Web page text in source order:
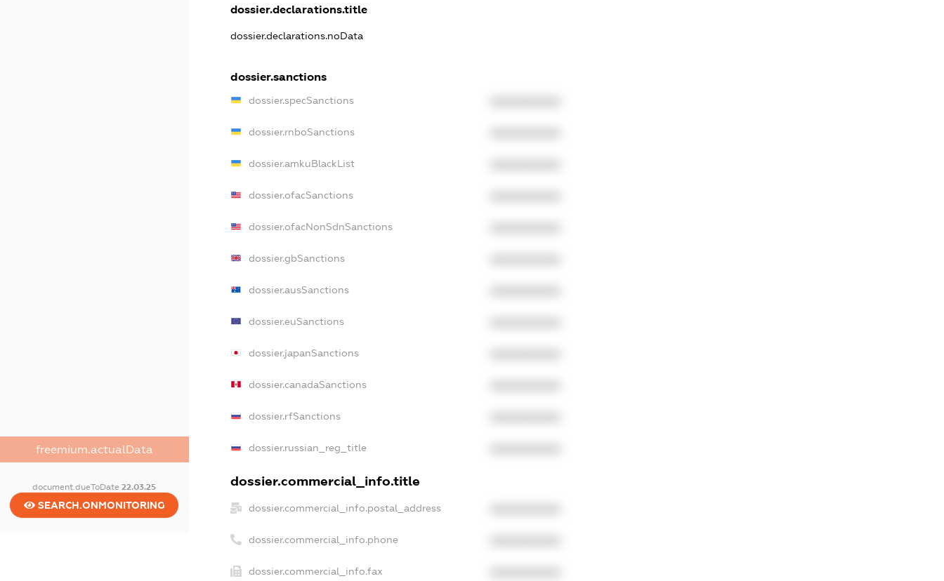
freemium.actualData
document.dueToDate22.03.25
SEARCH.ONMONITORING
dossier.declarations.title
dossier.declarations.noData
dossier.sanctions
dossier.specSanctions
dossier.rnboSanctions
dossier.amkuBlackList
dossier.ofacSanctions
dossier.ofacNonSdnSanctions
dossier.gbSanctions
dossier.ausSanctions
dossier.euSanctions
dossier.japanSanctions
dossier.canadaSanctions
dossier.rfSanctions
dossier.russian_reg_title
dossier.commercial_info.title
dossier.commercial_info.postal_address
dossier.commercial_info.phone
dossier.commercial_info.fax